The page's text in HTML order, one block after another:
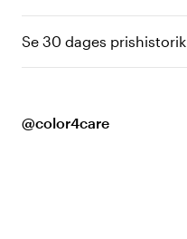
Se 30 dages prishistorik
@color4care